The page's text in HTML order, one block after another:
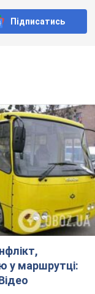
Підписатись
у маршрутці: